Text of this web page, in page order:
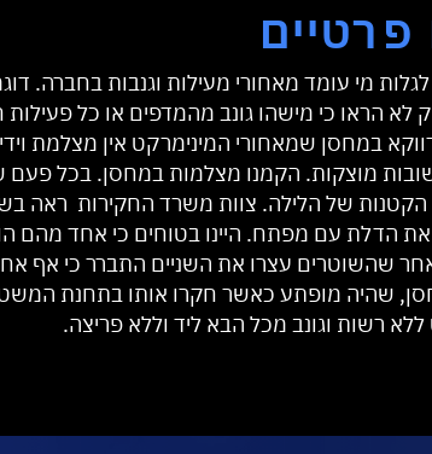
פרטיים
מי עומד מאחורי מעילות וגנבות בחברה.
הראו כי מישהו גונב מהמדפים או כל
במחסן שמאחורי המינימרקט אין מצלמת
מוצקות. הקמנו מצלמות במחסן. בכל
את הדלת עם מפתח. היינו בטוחים כי אחד
שהשוטרים עצרו את השניים התברר כי אף
שהיה מופתע כאשר חקרו אותו בתחנת
רשות וגונב מכל הבא ליד וללא פריצה.